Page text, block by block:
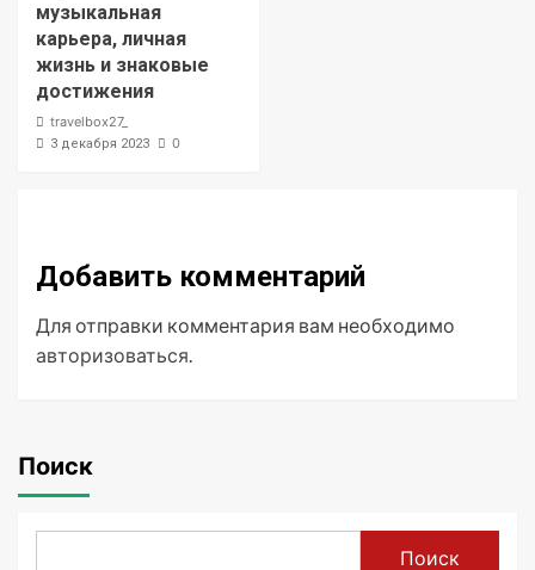
музыкальная
карьера, личная
жизнь и знаковые
достижения
travelbox27_
3 декабря 2023 0
Добавить комментарий
Для отправки комментария вам необходимо
авторизоваться.
Поиск
Поиск